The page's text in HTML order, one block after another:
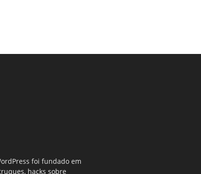
foi fundado em
hacks sobre